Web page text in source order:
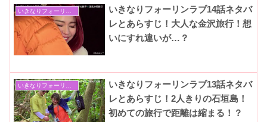
いきなりフォーリンラブ14話ネタバ
レとあらすじ！大人な金沢旅行！想
いにすれ違いが…？
いきなりフォーリンラブ13話ネタバ
レとあらすじ！2人きりの石垣島！
初めての旅行で距離は縮まる！？